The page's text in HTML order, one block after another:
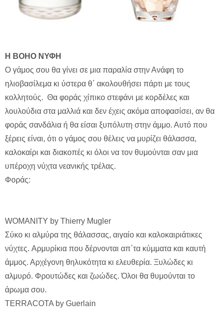
H ΒΟΗΟ ΝΥΦΗ
Ο γάμος σου θα γίνει σε μια παραλία στην Ανάφη το
ηλιοβασίλεμα κι ύστερα θ΄ ακολουθήσει πάρτι με τους
κολλητούς. Θα φοράς χίπικο στεφάνι με κορδέλες και
λουλούδια στα μαλλιά και δεν έχεις ακόμα αποφασίσει, αν θα
φοράς σανδάλια ή θα είσαι ξυπόλυτη στην άμμο. Αυτό που
ξέρεις είναι, ότι ο γάμος σου θέλεις να μυρίζει θάλασσα,
καλοκαίρι και διακοπές κι όλοι να τον θυμούνται σαν μια
υπέροχη νύχτα νεανικής τρέλας.
Φοράς:
WOMANITY by Thierry Mugler
Σύκο κι αλμύρα της θάλασσας, αιγαίο και καλοκαιριάτικες
νύχτες. Aρμυρίκια που δέρνονται απ΄τα κύμματα και καυτή
άμμος. Αρχέγονη θηλυκότητα κι ελευθερία. Ξυλώδες κι
αλμυρό. Φρουτώδες και ζωώδες. Όλοι θα θυμούνται το
άρωμα σου.
TERRACOTA by Guerlain